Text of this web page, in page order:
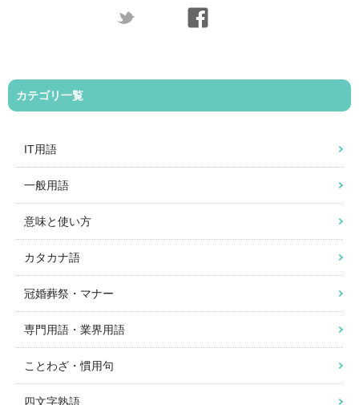
カテゴリ一覧
IT用語
一般用語
意味と使い方
カタカナ語
冠婚葬祭・マナー
専門用語・業界用語
ことわざ・慣用句
四文字熟語